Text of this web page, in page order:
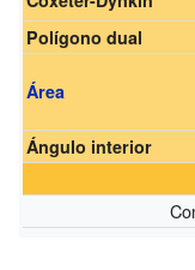
Polígono dual
Área
Ángulo interior